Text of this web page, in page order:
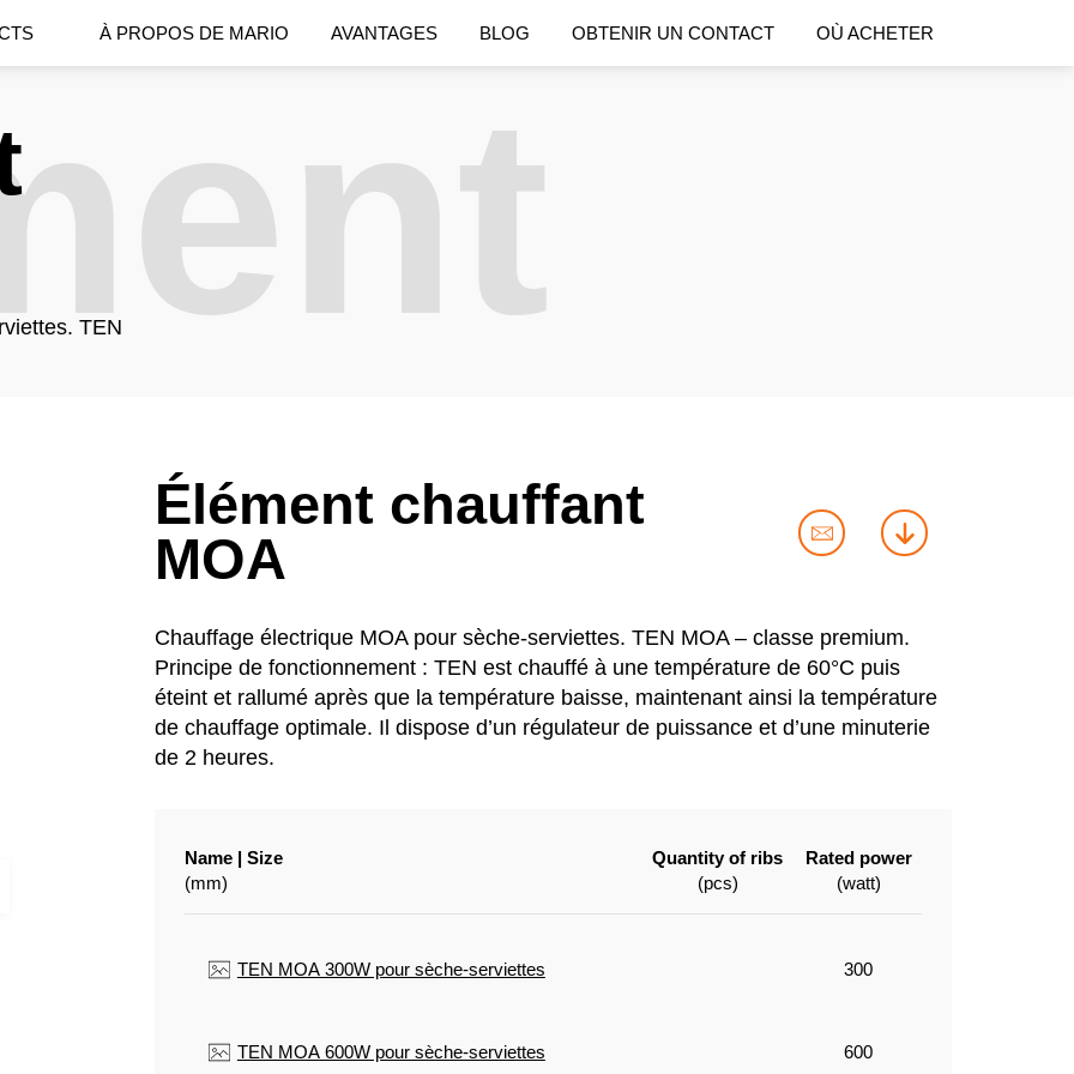
À PROPOS DE MARIO AVANTAGES BLOG OBTENIR UN CONTACT OÙ ACHETER
TEN
Élément chauffant
MOA
contact
download
Chauffage électrique MOA pour sèche-serviettes. TEN MOA – classe premium.
Principe de fonctionnement : TEN est chauffé à une température de 60°C puis
éteint et rallumé après que la température baisse, maintenant ainsi la température
de chauffage optimale. Il dispose d’un régulateur de puissance et d’une minuterie
de 2 heures.
Name | Size
(mm)
Quantity of ribs
(pcs)
Rated power
(watt)
TEN MOA 300W pour sèche-serviettes 300
TEN MOA 600W pour sèche-serviettes 600